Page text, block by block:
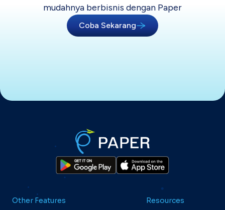
mudahnya berbisnis dengan Paper
Coba Sekarang
Other Features Resources